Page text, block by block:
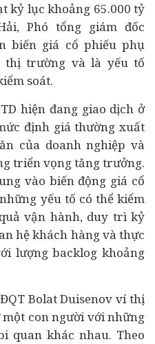
kỷ lục khoảng 65.000 tỷ
Phó tổng giám đốc
biến giá cổ phiếu phụ
thị trường và là yếu tố
soát.
hiện đang giao dịch ở
định giá thường xuất
của doanh nghiệp và
triển vọng tăng trưởng.
vào biến động giá cổ
yếu tố có thể kiểm
vận hành, duy trì kỷ
hệ khách hàng và thực
lượng backlog khoảng
Bolat Duisenov ví thị
con người với những
quan khác nhau. Theo